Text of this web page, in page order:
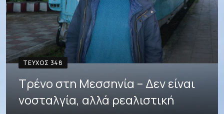
ΤΕΎΧΟΣ 348
Τρένο στη Μεσσηνία – Δεν είναι
νοσταλγία, αλλά ρεαλιστική